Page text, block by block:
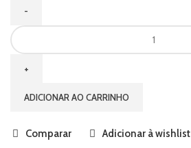
ADICIONAR AO CARRINHO
Comparar Adicionar à wishlist